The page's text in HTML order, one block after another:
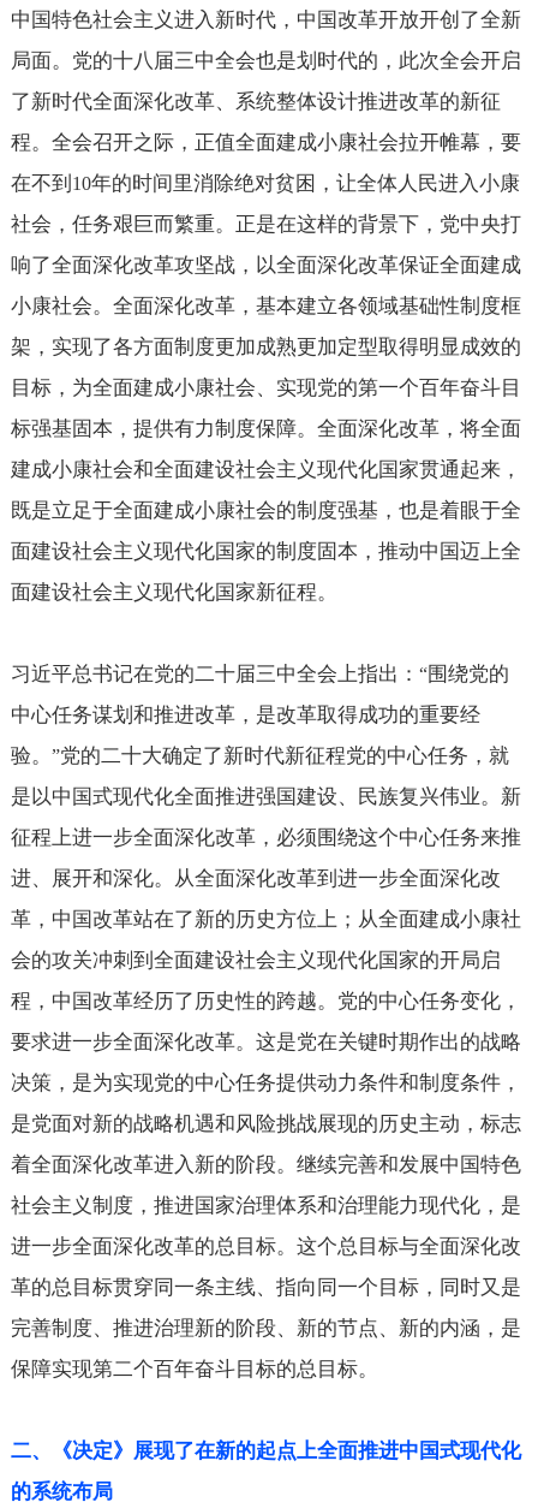
中国特色社会主义进入新时代，中国改革开放开创了全新
局面。党的十八届三中全会也是划时代的，此次全会开启
了新时代全面深化改革、系统整体设计推进改革的新征
程。全会召开之际，正值全面建成小康社会拉开帷幕，要
在不到 10年的时间里消除绝对贫困，让全体人民进入小康
社会，任务艰巨而繁重。正是在这样的背景下，党中央打
响了全面深化改革攻坚战，以全面深化改革保证全面建成
小康社会。全面深化改革，基本建立各领域基础性制度框
架，实现了各方面制度更加成熟更加定型取得明显成效的
目标，为全面建成小康社会、实现党的第一个百年奋斗目
标强基固本，提供有力制度保障。全面深化改革，将全面
建成小康社会和全面建设社会主义现代化国家贯通起来，
既是立足于全面建成小康社会的制度强基，也是着眼于全
面建设社会主义现代化国家的制度固本，推动中国迈上全
面建设社会主义现代化国家新征程。
习近平总书记在党的二十届三中全会上指出： “围绕党的
中心任务谋划和推进改革，是改革取得成功的重要经
验。 ”党的二十大确定了新时代新征程党的中心任务，就
是以中国式现代化全面推进强国建设、民族复兴伟业。新
征程上进一步全面深化改革，必须围绕这个中心任务来推
进、展开和深化。从全面深化改革到进一步全面深化改
革，中国改革站在了新的历史方位上；从全面建成小康社
会的攻关冲刺到全面建设社会主义现代化国家的开局启
程，中国改革经历了历史性的跨越。党的中心任务变化，
要求进一步全面深化改革。这是党在关键时期作出的战略
决策，是为实现党的中心任务提供动力条件和制度条件，
是党面对新的战略机遇和风险挑战展现的历史主动，标志
着全面深化改革进入新的阶段。继续完善和发展中国特色
社会主义制度，推进国家治理体系和治理能力现代化，是
进一步全面深化改革的总目标。这个总目标与全面深化改
革的总目标贯穿同一条主线、指向同一个目标，同时又是
完善制度、推进治理新的阶段、新的节点、新的内涵，是
保障实现第二个百年奋斗目标的总目标。
二、《决定》展现了在新的起点上全面推进中国式现代化
的系统布局